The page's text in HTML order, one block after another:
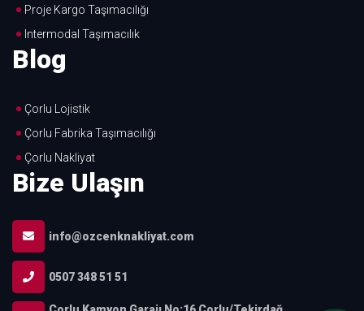
Proje Kargo Taşımacılığı
Intermodal Taşımacılık
Blog
Çorlu Lojistik
Çorlu Fabrika Taşımacılığı
Çorlu Nakliyat
Bize Ulaşın
info@ozcenknakliyat.com
0507 348 51 51